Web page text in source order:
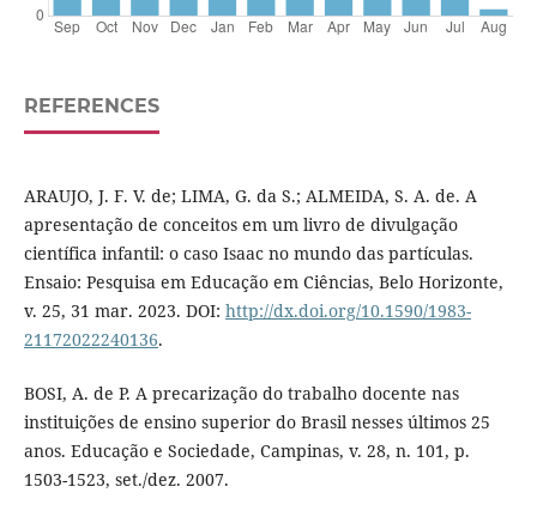
REFERENCES
ARAUJO, J. F. V. de; LIMA, G. da S.; ALMEIDA, S. A. de. A
apresentação de conceitos em um livro de divulgação
científica infantil: o caso Isaac no mundo das partículas.
Ensaio: Pesquisa em Educação em Ciências, Belo Horizonte,
v. 25, 31 mar. 2023. DOI: http://dx.doi.org/10.1590/1983-
21172022240136.
BOSI, A. de P. A precarização do trabalho docente nas
instituições de ensino superior do Brasil nesses últimos 25
anos. Educação e Sociedade, Campinas, v. 28, n. 101, p.
1503-1523, set./dez. 2007.